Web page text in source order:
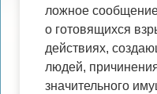
ложное
о готовящихся
действиях,
людей,
значительного